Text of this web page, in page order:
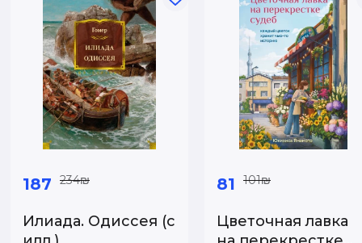
187 234₪
Илиада. Одиссея (с
81 101₪
Цветочная лавка